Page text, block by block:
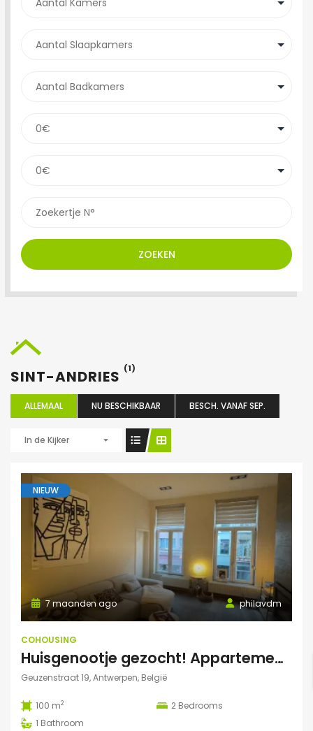
ZOEKEN
SINT-ANDRIES (1)
ALLEMAAL NU BESCHIKBAAR BESCH. VANAF SEP.
In de Kijker
NIEUW
philavdm
7 maanden ago
COHOUSING
Huisgenootje gezocht! Appartement aan het Marnixplein, Antwerpen Zuid
Geuzenstraat 19, Antwerpen, België
100 m2 2 Bedrooms
1 Bathroom